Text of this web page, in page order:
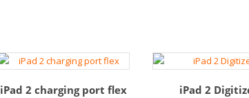
iPad 2 charging port flex iPad 2